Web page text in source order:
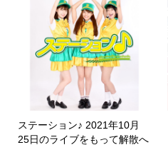
ステーション♪ 2021年10月
25日のライブをもって解散へ